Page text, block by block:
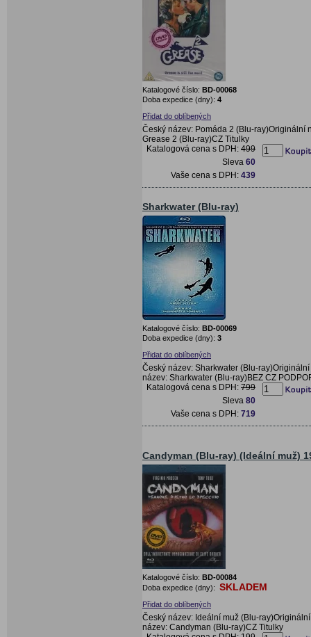
Katalogové číslo: BD-00068
Doba expedice (dny): 4
Přidat do oblíbených
Český název: Pomáda 2 (Blu-ray)Originální
Grease 2 (Blu-ray)CZ Titulky
Katalogová cena s DPH: 499
Sleva 60
Vaše cena s DPH: 439
Sharkwater (Blu-ray)
Katalogové číslo: BD-00069
Doba expedice (dny): 3
Přidat do oblíbených
Český název: Sharkwater (Blu-ray)Originální
název: Sharkwater (Blu-ray)BEZ CZ
Katalogová cena s DPH: 799
Sleva 80
Vaše cena s DPH: 719
Candyman (Blu-ray) (Ideální muž)
Katalogové číslo: BD-00084
Doba expedice (dny): SKLADEM
Přidat do oblíbených
Český název: Ideální muž (Blu-ray)Originální
název: Candyman (Blu-ray)CZ Titulky